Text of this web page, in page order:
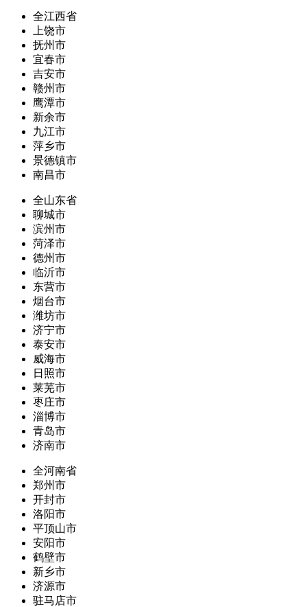
全江西省
上饶市
抚州市
宜春市
吉安市
赣州市
鹰潭市
新余市
九江市
萍乡市
景德镇市
南昌市
全山东省
聊城市
滨州市
菏泽市
德州市
临沂市
东营市
烟台市
潍坊市
济宁市
泰安市
威海市
日照市
莱芜市
枣庄市
淄博市
青岛市
济南市
全河南省
郑州市
开封市
洛阳市
平顶山市
安阳市
鹤壁市
新乡市
济源市
驻马店市